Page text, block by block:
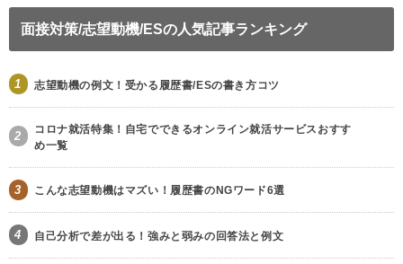
面接対策/志望動機/ESの人気記事ランキング
1 志望動機の例文！受かる履歴書/ESの書き方コツ
2
コロナ就活特集！自宅でできるオンライン就活サービスおすす
め一覧
3 こんな志望動機はマズい！履歴書のNGワード6選
4 自己分析で差が出る！強みと弱みの回答法と例文